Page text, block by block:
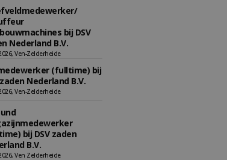
bij DSV
Nederland B.V.
Ven-Zelderheide
(fulltime) bij
zaden Nederland B.V.
Ven-Zelderheide
bij DSV zaden
B.V.
Ven Zelderheide